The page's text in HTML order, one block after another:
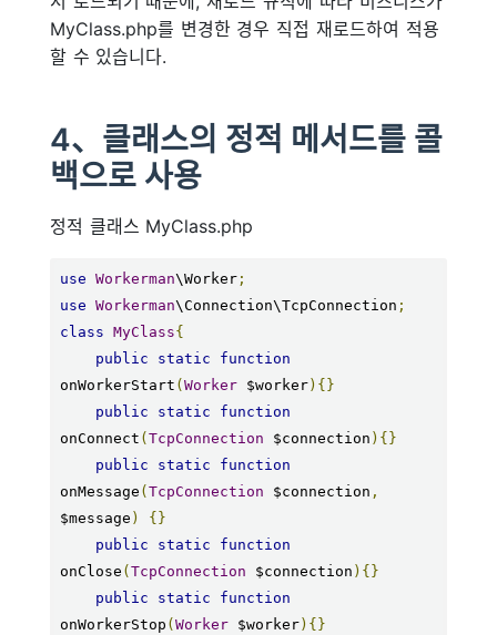
MyClass.php를 변경한 경우 직접 재로드하여 적용
할 수 있습니다.
4、클래스의 정적 메서드를 콜
백으로 사용
정적 클래스 MyClass.php
use Workerman\Worker;
use Workerman\Connection\TcpConnection ;
class MyClass{
public
static
function
onWorkerStart ( Worker $worker){}
public
static
function
onConnect ( TcpConnection $connection ){}
public
static
function
onMessage ( TcpConnection $connection ,
$message )
{}
public
static
function
onClose ( TcpConnection $connection ){}
public
static
function
onWorkerStop ( Worker $worker){}